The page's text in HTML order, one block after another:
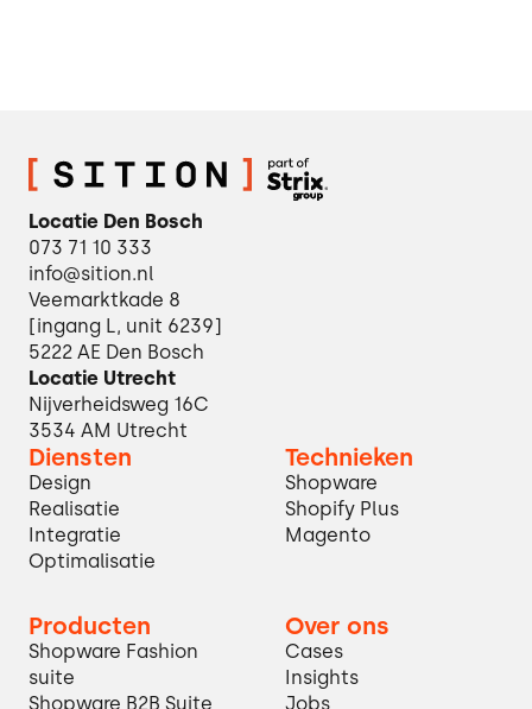
Locatie Den Bosch
073 71 10 333
info@sition.nl
Veemarktkade 8
[ingang L, unit 6239]
5222 AE Den Bosch
Locatie Utrecht
Nijverheidsweg 16C
3534 AM Utrecht
Diensten
Design
Realisatie
Integratie
Optimalisatie
Technieken
Shopware
Shopify Plus
Magento
Producten
Shopware Fashion
suite
Shopware B2B Suite
Over ons
Cases
Insights
Jobs